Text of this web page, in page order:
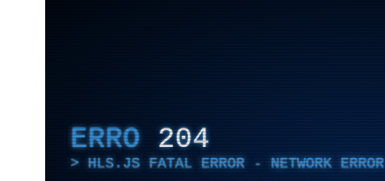
ERRO 204
HLS.JS FATAL ERROR - NETWORK ERROR